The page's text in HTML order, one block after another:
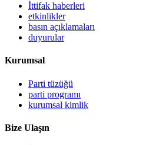
İttifak haberleri
etkinlikler
basın açıklamaları
duyurular
Kurumsal
Parti tüzüğü
parti programı
kurumsal kimlik
Bize Ulaşın